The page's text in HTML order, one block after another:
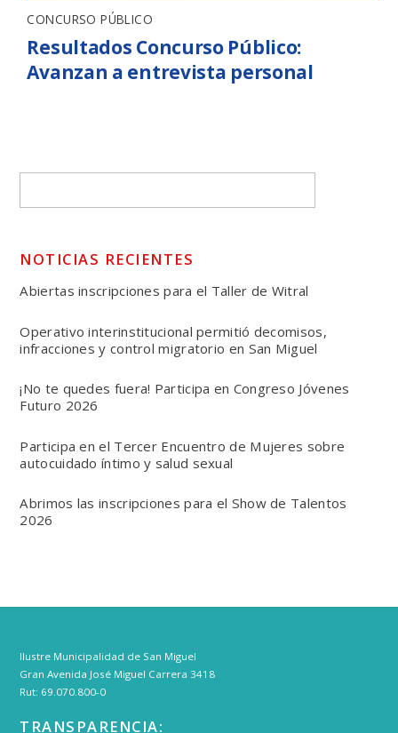
CONCURSO PÚBLICO
Resultados Concurso Público:
Avanzan a entrevista personal
NOTICIAS RECIENTES
Abiertas inscripciones para el Taller de Witral
Operativo interinstitucional permitió decomisos,
infracciones y control migratorio en San Miguel
¡No te quedes fuera! Participa en Congreso Jóvenes
Futuro 2026
Participa en el Tercer Encuentro de Mujeres sobre
autocuidado íntimo y salud sexual
Abrimos las inscripciones para el Show de Talentos
2026
Ilustre Municipalidad de San Miguel
Gran Avenida José Miguel Carrera 3418
Rut: 69.070.800-0
TRANSPARENCIA: